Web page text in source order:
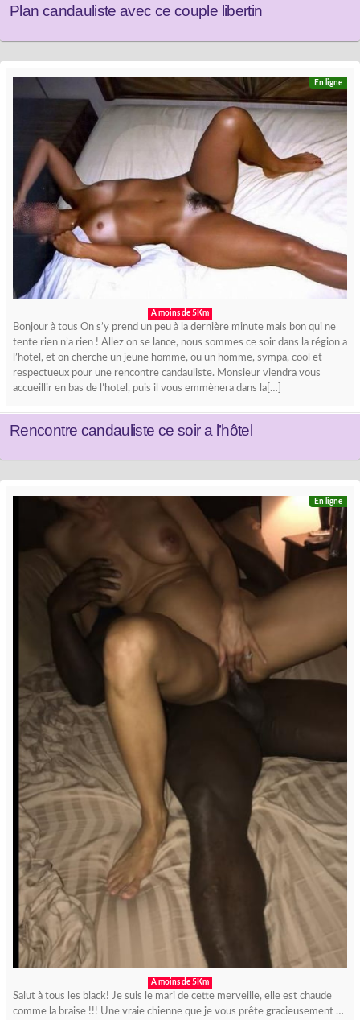
Plan candauliste avec ce couple libertin
En ligne
A moins de 5Km
Bonjour à tous On s’y prend un peu à la dernière minute mais bon qui ne
tente rien n’a rien ! Allez on se lance, nous sommes ce soir dans la région a
l’hotel, et on cherche un jeune homme, ou un homme, sympa, cool et
respectueux pour une rencontre candauliste. Monsieur viendra vous
accueillir en bas de l’hotel, puis il vous emmènera dans la[…]
Rencontre candauliste ce soir a l’hôtel
En ligne
A moins de 5Km
Salut à tous les black! Je suis le mari de cette merveille, elle est chaude
comme la braise !!! Une vraie chienne que je vous prête gracieusement …